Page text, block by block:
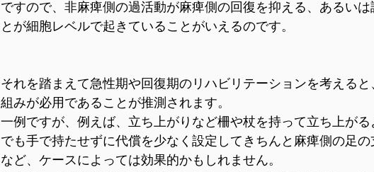
ですので、非麻痺側の過活動が麻痺側の回復を抑える、あるい
とが細胞レベルで起きていることがいえるのです。
それを踏まえて急性期や回復期のリハビリテーションを考える
組みが必用であることが推測されます。
一例ですが、例えば、立ち上がりなど柵や杖を持って立ち上が
でも手で持たせずに代償を少なく設定してきちんと麻痺側の足
など、ケースによっては効果的かもしれません。